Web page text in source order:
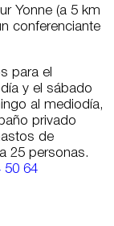
Yonne (a 5 km
conferenciante
para el
y el sábado
al mediodía,
privado
de
25 personas.
50 64